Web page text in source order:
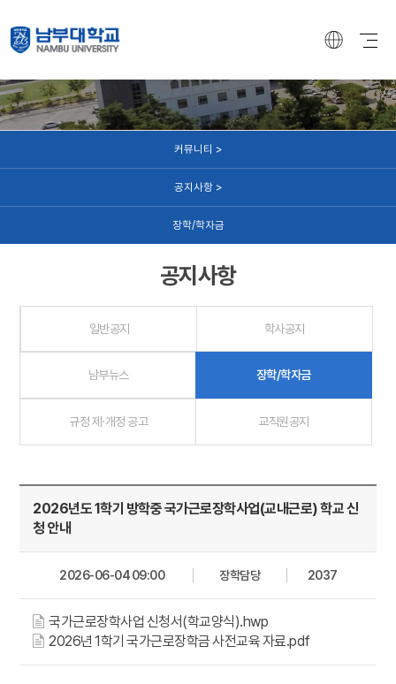
커뮤니티 >
공지사항 >
장학/학자금
공지사항
일반공지 학사공지
남부뉴스 장학/학자금
규정 제·개정 공고 교직원공지
2026년도 1학기 방학중 국가근로장학사업(교내근로) 학교 신
청 안내
2026-06-04 09:00 장학담당 2037
국가근로장학사업 신청서(학교양식).hwp
2026년 1학기 국가근로장학금 사전교육 자료.pdf